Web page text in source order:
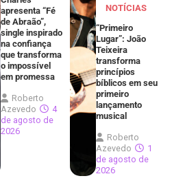
apresenta “Fé
de Abraão”,
single inspirado
na confiança
que transforma
o impossível
em promessa
Roberto
Azevedo
4
de agosto de
2026
NOTÍCIAS
“Primeiro
Lugar”: João
Teixeira
transforma
princípios
bíblicos em seu
primeiro
lançamento
musical
Roberto
Azevedo
1
de agosto de
2026